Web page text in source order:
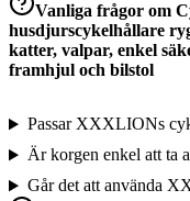
Vanliga frågor om
husdjurscykelhållare
katter, valpar, enkel
framhjul och bilstol
Passar XXXLIONs
Är korgen enkel att ta
Går det att använda